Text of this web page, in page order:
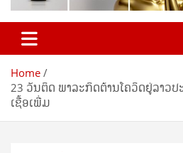
Home
23 ວັນຕິດ ພາລະກິດຕ້ານໂຄວິດຢູ່ລາວປ
ເຊື້ອເພີ່ມ